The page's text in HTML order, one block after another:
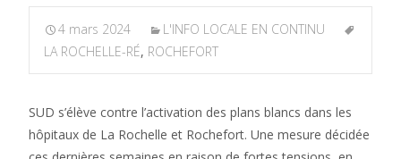
4 mars 2024
L'INFO LOCALE EN CONTINU
LA ROCHELLE-RÉ, ROCHEFORT
SUD s’élève contre l’activation des plans blancs dans les
hôpitaux de La Rochelle et Rochefort. Une mesure décidée